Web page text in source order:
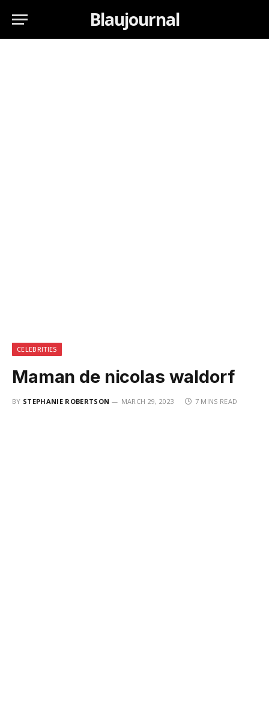
Blaujournal
CELEBRITIES
Maman de nicolas waldorf
BY STEPHANIE ROBERTSON MARCH 29, 2023 7 MINS READ